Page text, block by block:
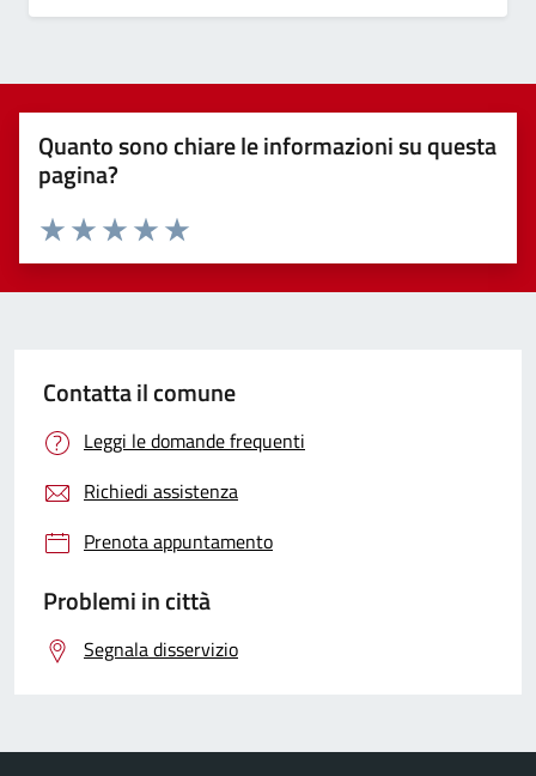
Quanto sono chiare le informazioni su questa
pagina?
Valuta 5 stelle su 5
Valuta 4 stelle su 5
Valuta 3 stelle su 5
Valuta 2 stelle su 5
Valuta 1 stelle su 5
Contatta il comune
Leggi le domande frequenti
Richiedi assistenza
Prenota appuntamento
Problemi in città
Segnala disservizio